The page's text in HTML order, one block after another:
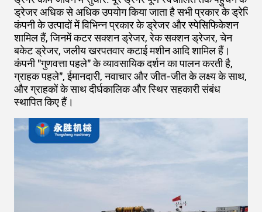
ड्रेजर अधिक से अधिक उपयोग किया जाता है सभी प्रकार के ड्रेजिंग
कंपनी के उत्पादों में विभिन्न प्रकार के ड्रेजर और स्पेसिफिकेशन
शामिल हैं, जिनमें कटर सक्शन ड्रेजर, रेक सक्शन ड्रेजर, चेन
बकेट ड्रेजर, जलीय खरपतवार कटाई मशीन आदि शामिल हैं।
कंपनी "गुणवत्ता पहले" के व्यावसायिक दर्शन का पालन करती है,
ग्राहक पहले", ईमानदारी, नवाचार और जीत-जीत के लक्ष्य के साथ,
और ग्राहकों के साथ दीर्घकालिक और स्थिर सहकारी संबंध
स्थापित किए हैं।